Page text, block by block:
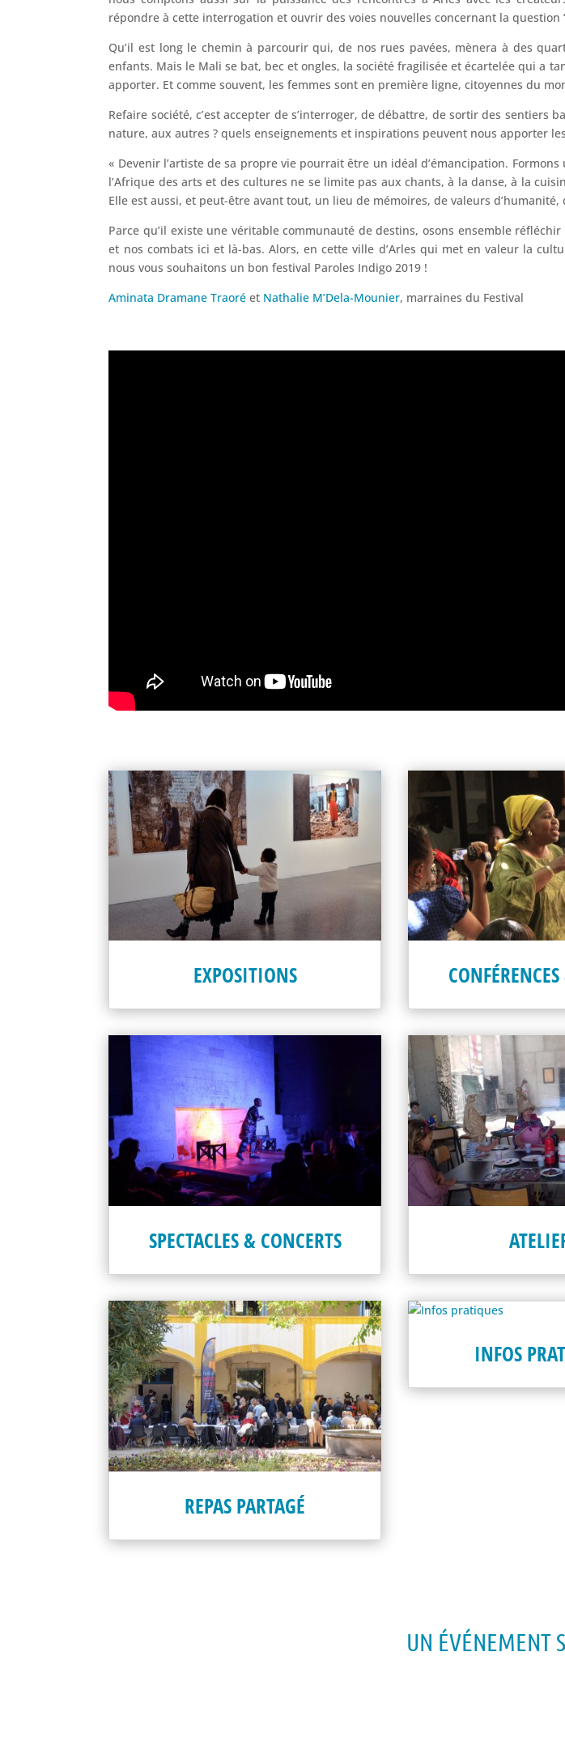
répondre à cette interrogation et ouvrir des voies nouvelles concernant la question
Qu’il est long le chemin à parcourir qui, de nos rues pavées, mènera à des
enfants. Mais le Mali se bat, bec et ongles, la société fragilisée et écartelée qui a
apporter. Et comme souvent, les femmes sont en première ligne, citoyennes du
Refaire société, c’est accepter de s’interroger, de débattre, de sortir des
nature, aux autres ? quels enseignements et inspirations peuvent nous apporter
« Devenir l’artiste de sa propre vie pourrait être un idéal d’émancipation.
l’Afrique des arts et des cultures ne se limite pas aux chants, à la danse, à la
Elle est aussi, et peut-être avant tout, un lieu de mémoires, de valeurs
Parce qu’il existe une véritable communauté de destins, osons ensemble
et nos combats ici et là-bas. Alors, en cette ville d’Arles qui met en valeur la
nous vous souhaitons un bon festival Paroles Indigo 2019 !​
Aminata Dramane Traoré et Nathalie M’Dela-Mounier, marraines du Festival
EXPOSITIONS
SPECTACLES & CONCERTS
REPAS PARTAGÉ
INFOS
UN ÉVÉNEMENT